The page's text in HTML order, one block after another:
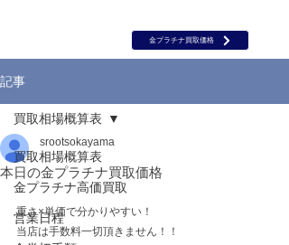
金プラチナ買取価格
記事
買取相場概算表
金プラチナ高価買取
営業日程
買取相場概算表
本日の金プラチナ買取価格
srootsokayama
重さ×単価で分かりやすい！
当店は手数料一切頂きません！！